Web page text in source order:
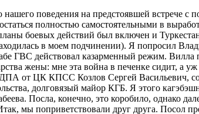
поведения на предстоявшей встрече с
полностью самостоятельными в
боевых действий был включен и
в моем подчинении). Я попросил
ГВС действовал казарменный режим. Вилла
жены: мне эта война в печенке сидит, а
от ЦК КПСС Козлов Сергей Васильевич,
долговязый майор КГБ. Я этого
Посла, конечно, это коробило, однако
мы поприветствовали друг друга. Посол